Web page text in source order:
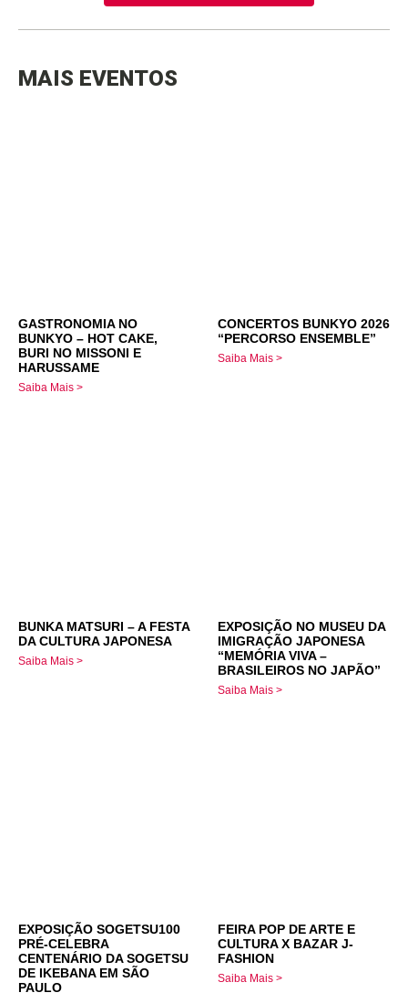
MAIS EVENTOS
GASTRONOMIA NO
BUNKYO – HOT CAKE,
BURI NO MISSONI E
HARUSSAME
Saiba Mais >
CONCERTOS BUNKYO 2026
“PERCORSO ENSEMBLE”
Saiba Mais >
BUNKA MATSURI – A FESTA
DA CULTURA JAPONESA
Saiba Mais >
EXPOSIÇÃO NO MUSEU DA
IMIGRAÇÃO JAPONESA
“MEMÓRIA VIVA –
BRASILEIROS NO JAPÃO”
Saiba Mais >
EXPOSIÇÃO SOGETSU100
PRÉ-CELEBRA
CENTENÁRIO DA SOGETSU
DE IKEBANA EM SÃO
PAULO
FEIRA POP DE ARTE E
CULTURA X BAZAR J-
FASHION
Saiba Mais >